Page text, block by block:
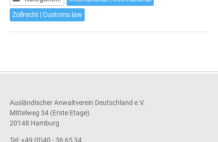
(2)
Zollrecht | Customs law
Ausländischer Anwaltverein Deutschland e.V.
Mittelweg 34 (Erste Etage)
20148 Hamburg
Tel: +49 (0)40 - 36 65 34